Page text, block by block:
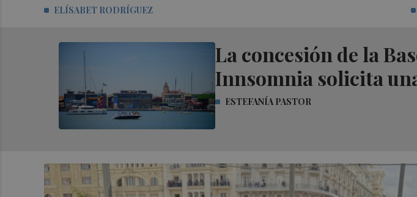
ELÍSABET RODRÍGUEZ
La concesión de la
Innsomnia solicita
ESTEFANÍA PASTOR